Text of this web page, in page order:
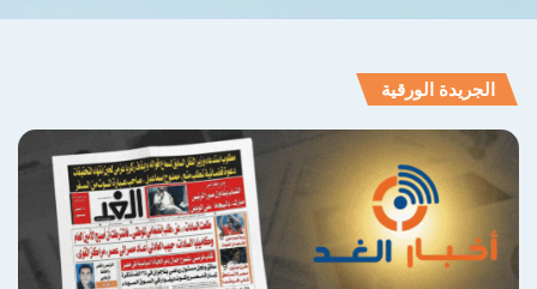
مساندة مباشرة لقوات النظام السوري في 3
هجمات كيماوية موثقة. أدت العمليات العسكرية
المشتركة بين القوات الروسية والنظام السوري
والإيراني إلى تشريد ما لا يقل عن 2.5 مليون
شخص قسرياً. تعكس هذه الأرقام حجم التداعيات
الإنسانية المرتبطة بالعمليات العسكرية الروسية.
الجريدة الورقية